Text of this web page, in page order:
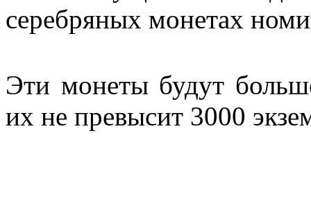
серебряных монетах
Эти монеты будут
их не превысит 3000